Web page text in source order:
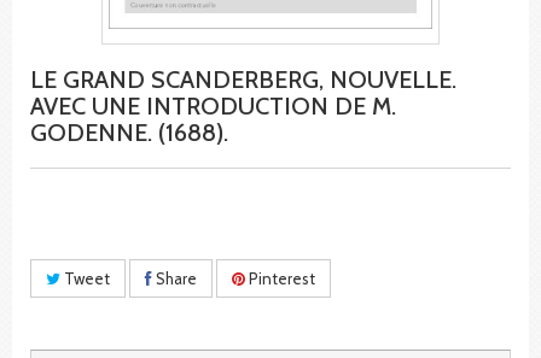
LE GRAND SCANDERBERG, NOUVELLE.
AVEC UNE INTRODUCTION DE M.
GODENNE. (1688).
Tweet Share Pinterest